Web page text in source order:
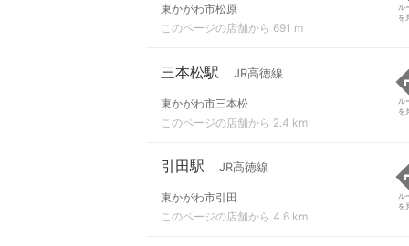
東かがわ市松原
このページの店舗から 691 m
ル
を
三本松駅 JR高徳線
東かがわ市三本松
このページの店舗から 2.4 km
ル
を
引田駅 JR高徳線
東かがわ市引田
このページの店舗から 4.6 km
ル
を